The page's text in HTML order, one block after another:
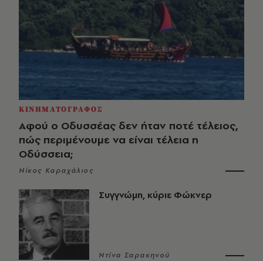
ΚΙΝΗΜΑΤΟΓΡΑΦΟΣ
Αφού ο Οδυσσέας δεν ήταν ποτέ τέλειος,
πώς περιμένουμε να είναι τέλεια η
Οδύσσεια;
Νίκος Καραχάλιος
Συγγνώμη, κύριε Φώκνερ
Ντίνα Σαρακηνού